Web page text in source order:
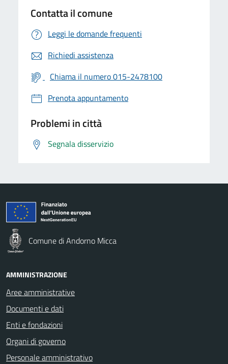
Contatta il comune
Leggi le domande frequenti
Richiedi assistenza
Chiama il numero 015-2478100
Prenota appuntamento
Problemi in città
Segnala disservizio
Comune di Andorno Micca
AMMINISTRAZIONE
Aree amministrative
Documenti e dati
Enti e fondazioni
Organi di governo
Personale amministrativo